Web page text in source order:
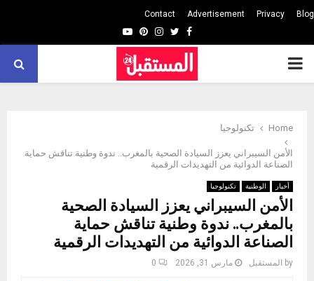
Blog
Privacy
Advertisement
Contact
Facebook
Twitter
Instagram
Pinterest
Youtube
PRIMARY
Home تكنولوجيا
الأمن السيبراني يعزز السيادة الصحية بالمغرب.. ندوة وطنية تناقش حماية
الصناعة الدوائية من التهديدات الرقمية
أخبار الوطنية تكنولوجيا
الأمن السيبراني يعزز السيادة الصحية
بالمغرب.. ندوة وطنية تناقش حماية
الصناعة الدوائية من التهديدات الرقمية
by المستقبل مارس 31, 2026 0